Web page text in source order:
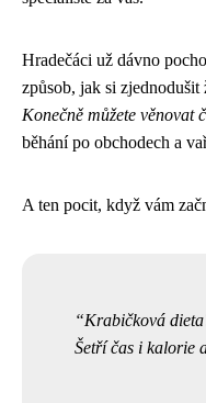
Hradečáci už dávno
způsob, jak si
Konečně můžete věnovat
běhání po obchodech a
A ten pocit, když vám
Krabičková
Šetří čas i kalorie